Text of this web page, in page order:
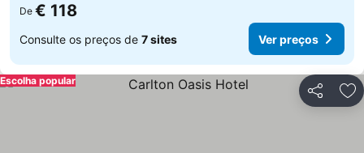
De € 118
Consulte os preços de 7 sites Ver preços
Partilhar
Escolha popular